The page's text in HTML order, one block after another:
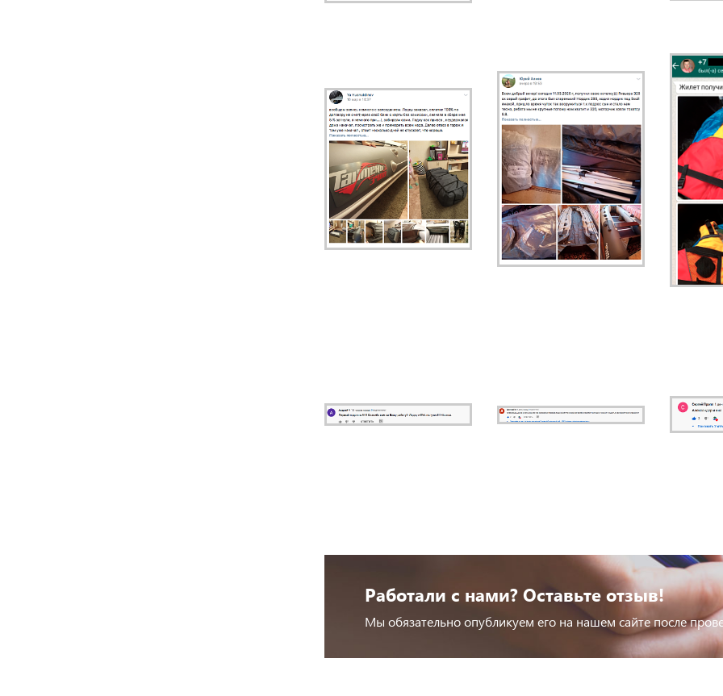
Работали с нами? Оставьте отзыв!
Мы обязательно опубликуем его на нашем сайте после